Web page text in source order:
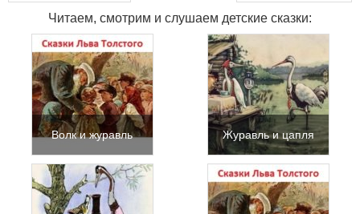
Читаем, смотрим и слушаем детские сказки:
Волк и журавль Журавль и цапля